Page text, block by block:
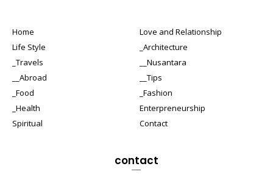
Home
Love and Relationship
Life Style
_Architecture
_Travels
__Nusantara
__Abroad
__Tips
_Food
_Fashion
_Health
Enterpreneurship
Spiritual
Contact
contact